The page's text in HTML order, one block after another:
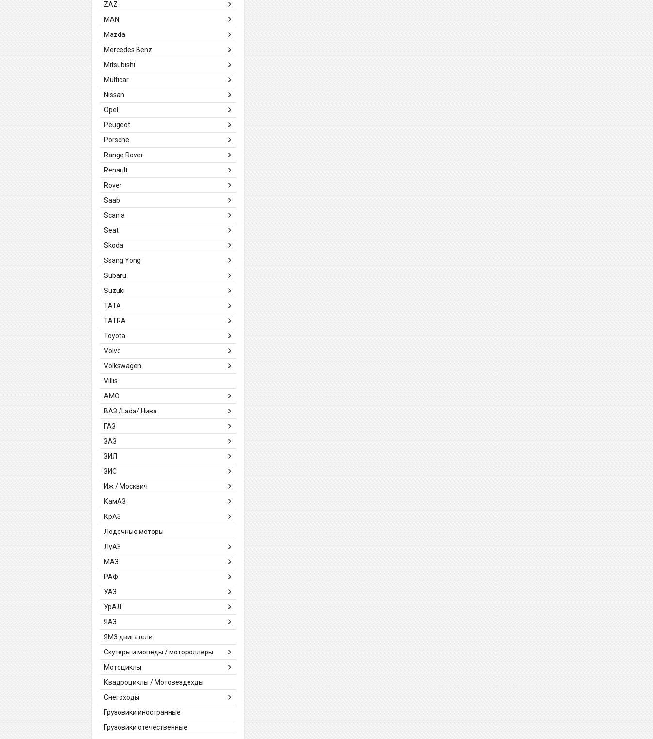
ZAZ
MAN
Mazda
Mercedes Benz
Mitsubishi
Multicar
Nissan
Opel
Peugeot
Porsche
Range Rover
Renault
Rover
Saab
Scania
Seat
Skoda
Ssang Yong
Subaru
Suzuki
TATA
TATRA
Toyota
Volvo
Volkswagen
Villis
АМО
ВАЗ /Lada/ Нива
ГАЗ
ЗАЗ
ЗИЛ
ЗИС
Иж / Москвич
КамАЗ
КрАЗ
Лодочные моторы
ЛуАЗ
МАЗ
РАФ
УАЗ
УрАЛ
ЯАЗ
ЯМЗ двигатели
Скутеры и мопеды / мотороллеры
Мотоциклы
Квадроциклы / Мотовездехды
Снегоходы
Грузовики иностранные
Грузовики отечественные